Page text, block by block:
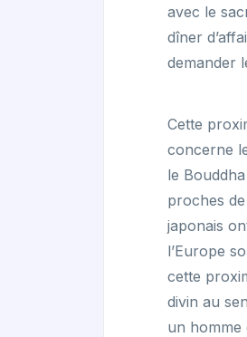
avec le
dîner
demander
Cette
concerne
le
proches
japonais
l’Europe
cette
divin au
un homme